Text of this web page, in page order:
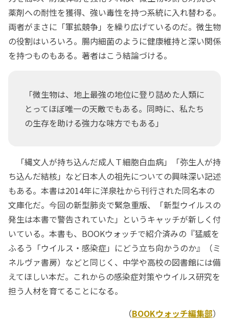
薬剤への耐性を獲得、強い毒性を持つ系統に入れ替わる。
両者がまさに「軍拡競争」を繰り広げているのだ。微生物
の役割はいろいろ。腸内細菌のように健康維持と深い関係
を持つものもある。著者はこう結論づける。
「微生物は、地上最強の地位に登り詰めた人類に
とってほぼ唯一の天敵でもある。同時に、私たち
の生存を助ける強力な味方でもある」
「縄文人が持ち込んだ成人Ｔ細胞白血病」「弥生人が持
ち込んだ結核」など日本人の祖先についての興味深い記述
もある。本書は2014年に洋泉社から刊行された同名本の
文庫化だ。今回の新型肺炎で緊急重版、「新型ウイルスの
発生は本書で警告されていた」というキャッチが新しく付
いている。本書も、BOOKウォッチで紹介済みの『猛威を
ふるう「ウイルス・感染症」にどう立ち向かうのか』（ミ
ネルヴァ書房）などと同じく、中学や高校の図書館には備
えてほしい本だ。これからの感染症対策やウイルス研究を
担う人材を育てることになる。
（BOOKウォッチ編集部）